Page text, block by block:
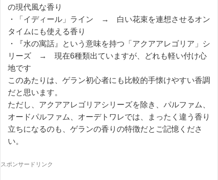
の現代風な香り
・「イディール」ライン → 白い花束を連想させるオン
タイムにも使える香り
・『水の寓話』という意味を持つ「アクアアレゴリア」シ
リーズ → 現在6種類出ていますが、どれも軽い付け心
地です
このあたりは、ゲラン初心者にも比較的手懐けやすい香調
だと思います。
ただし、アクアアレゴリアシリーズを除き、パルファム、
オードパルファム、オーデトワレでは、まったく違う香り
立ちになるのも、ゲランの香りの特徴だとご記憶くださ
い。
スポンサードリンク